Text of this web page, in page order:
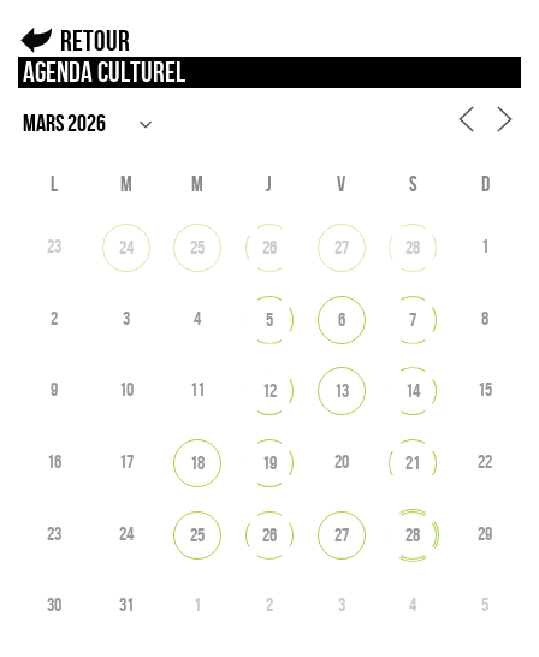
Retour
Agenda culturel
L M M J V S D
23 24 25 26 27 28 1
2 3 4 5 6 7 8
9 10 11 12 13 14 15
16 17 18 19 20 21 22
23 24 25 26 27 28 29
30 31 1 2 3 4 5